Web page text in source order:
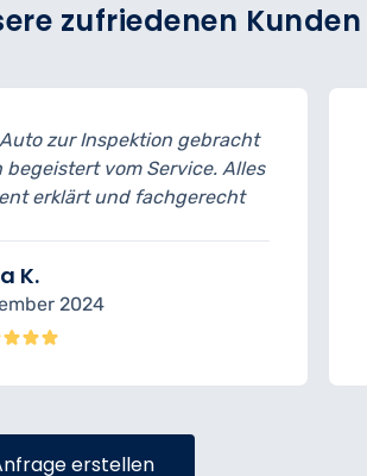
zufriedenen Kunden
zur Inspektion gebracht
vom Service. Alles
erklärt und fachgerecht
K.
2024
erstellen